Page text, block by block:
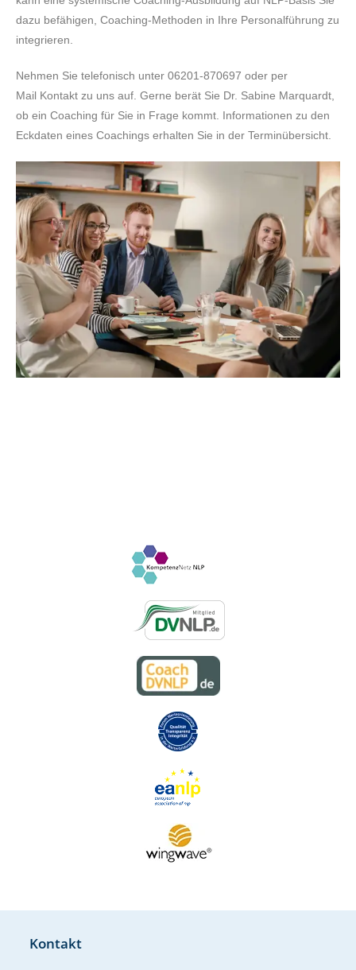
dazu befähigen, Coaching-Methoden in Ihre Personalführung zu
integrieren.
Nehmen Sie telefonisch unter 06201-870697 oder per
Mail Kontakt zu uns auf. Gerne berät Sie Dr. Sabine Marquardt,
ob ein Coaching für Sie in Frage kommt. Informationen zu den
Eckdaten eines Coachings erhalten Sie in der Terminübersicht.
Kontakt